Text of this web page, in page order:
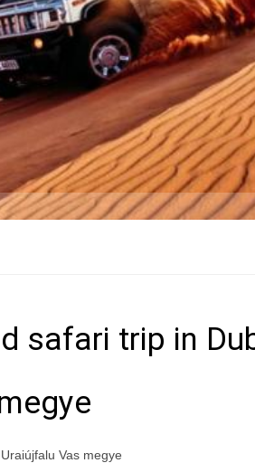
safari trip in
Vas megye